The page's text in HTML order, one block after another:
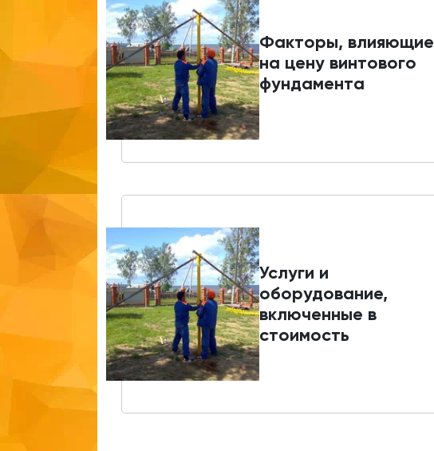
Факторы, влияющие
на цену винтового
фундамента
Услуги и
оборудование,
включенные в
стоимость